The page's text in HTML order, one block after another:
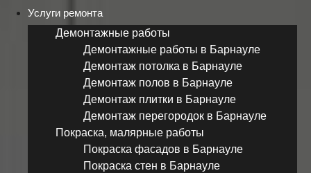
Услуги ремонта
Демонтажные работы
Демонтажные работы в Барнауле
Демонтаж потолка в Барнауле
Демонтаж полов в Барнауле
Демонтаж плитки в Барнауле
Демонтаж перегородок в Барнауле
Покраска, малярные работы
Покраска фасадов в Барнауле
Покраска стен в Барнауле